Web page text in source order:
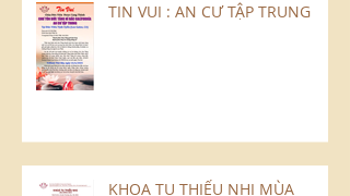
TIN VUI : AN CƯ TẬP TRUNG
KHOA TU THIẾU NHI MÙA